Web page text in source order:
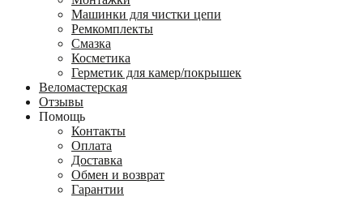
Машинки для чистки цепи
Ремкомплекты
Смазка
Косметика
Герметик для камер/покрышек
Веломастерская
Отзывы
Помощь
Контакты
Оплата
Доставка
Обмен и возврат
Гарантии